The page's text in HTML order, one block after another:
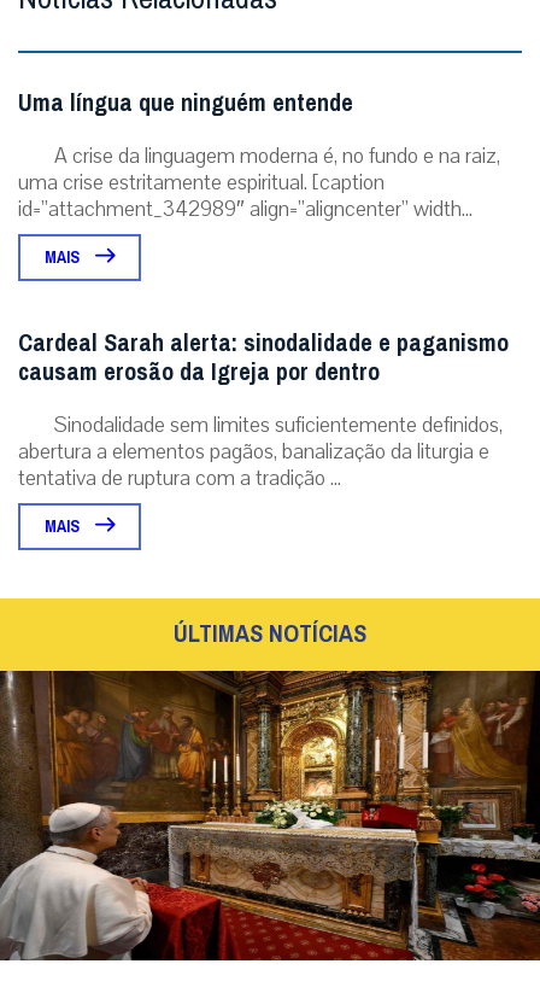
Uma língua que ninguém entende
A crise da linguagem moderna é, no fundo e na raiz,
uma crise estritamente espiritual. [caption
id=”attachment_342989″ align=”aligncenter” width...
MAIS
Cardeal Sarah alerta: sinodalidade e paganismo
causam erosão da Igreja por dentro
Sinodalidade sem limites suficientemente definidos,
abertura a elementos pagãos, banalização da liturgia e
tentativa de ruptura com a tradição ...
MAIS
ÚLTIMAS NOTÍCIAS